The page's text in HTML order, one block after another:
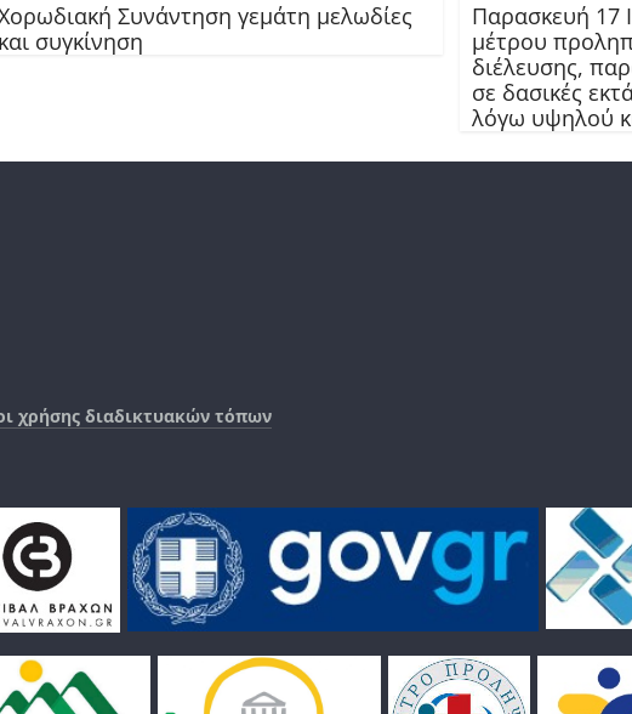
Συνάντηση γεμάτη μελωδίες
και συγκίνηση
Παρασκευή 17
μέτρου
διέλευσης,
σε δασικές
λόγω υψηλού
χρήσης διαδικτυακών τόπων